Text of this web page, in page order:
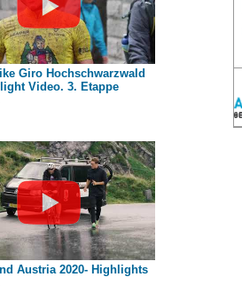
Giro Hochschwarzwald
Video. 3. Etappe
Austria 2020- Highlights